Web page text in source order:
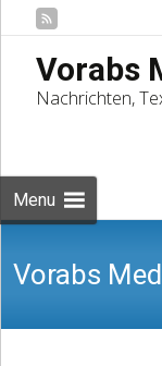
Vorabs
Nachrichten,
Menu
Vorabs